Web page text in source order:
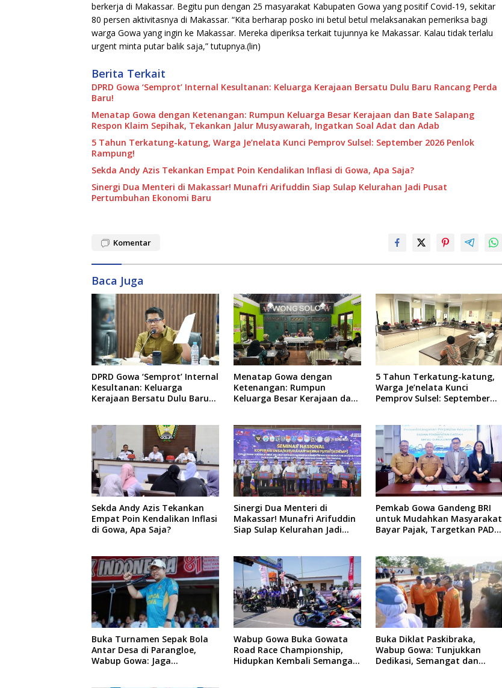
berkerja di Makassar. Begitu pun dengan 25 masyarakat Kabupaten Gowa yang positif Covid-19, sekitar
80 persen aktivitasnya di Makassar. “Kita berharap posko ini betul betul melaksanakan pemeriksa bagi
warga Gowa yang ingin ke Makassar. Mereka diperiksa terkait tujunnya ke Makassar. Kalau tidak terlalu
urgent minta putar balik saja,” tutupnya.(lin)
Berita Terkait
DPRD Gowa ‘Semprot’ Internal Kesultanan: Keluarga Kerajaan Bersatu Dulu Baru Rancang Perda
Baru!
Menatap Gowa dengan Ketenangan: Rumpun Keluarga Besar Kerajaan dan Bate Salapang
Respon Klaim Sepihak, Tekankan Jalur Musyawarah, Ingatkan Soal Adat dan Adab
5 Tahun Terkatung-katung, Warga Je’nelata Kunci Pemprov Sulsel: September 2026 Penlok
Rampung!
Sekda Andy Azis Tekankan Empat Poin Kendalikan Inflasi di Gowa, Apa Saja?
Sinergi Dua Menteri di Makassar! Munafri Arifuddin Siap Sulap Kelurahan Jadi Pusat
Pertumbuhan Ekonomi Baru
Komentar
Baca Juga
DPRD Gowa ‘Semprot’ Internal
Kesultanan: Keluarga
Kerajaan Bersatu Dulu Baru
Menatap Gowa dengan
Ketenangan: Rumpun
Keluarga Besar Kerajaan dan
Musyawarah, Ingatkan Soal
Adat dan Adab
5 Tahun Terkatung-katung,
Warga Je’nelata Kunci
Pemprov Sulsel: September
Sekda Andy Azis Tekankan
Empat Poin Kendalikan Inflasi
di Gowa, Apa Saja?
Sinergi Dua Menteri di
Makassar! Munafri Arifuddin
Siap Sulap Kelurahan Jadi
Pemkab Gowa Gandeng BRI
untuk Mudahkan Masyarakat
Bayar Pajak, Targetkan PAD
Buka Turnamen Sepak Bola
Antar Desa di Parangloe,
Wabup Gowa: Jaga
Wabup Gowa Buka Gowata
Road Race Championship,
Hidupkan Kembali Semangat
Buka Diklat Paskibraka,
Wabup Gowa: Tunjukkan
Dedikasi, Semangat dan